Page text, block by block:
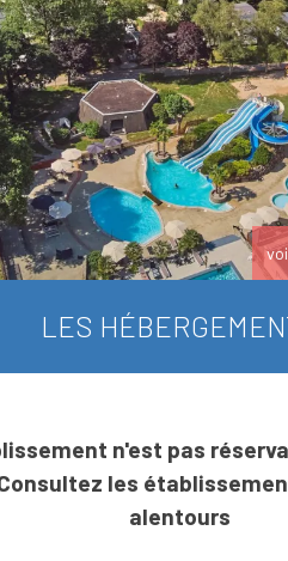
LES
n'est pas
les
alentours